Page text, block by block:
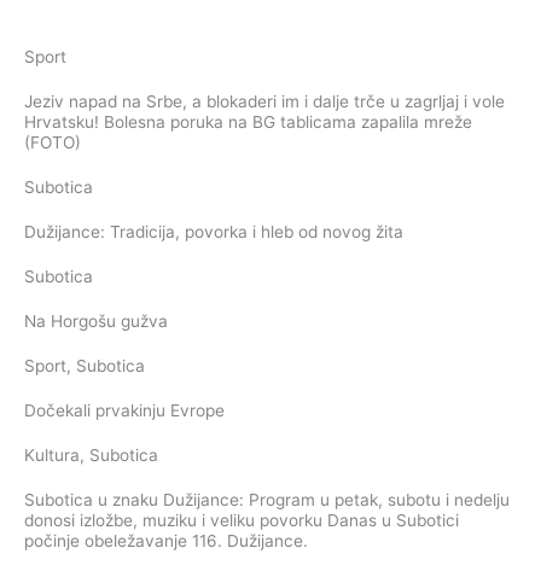
Sport
Jeziv napad na Srbe, a blokaderi im i dalje trče u zagrljaj i vole
Hrvatsku! Bolesna poruka na BG tablicama zapalila mreže
(FOTO)
Subotica
Dužijance: Tradicija, povorka i hleb od novog žita
Subotica
Na Horgošu gužva
Sport, Subotica
Dočekali prvakinju Evrope
Kultura, Subotica
Subotica u znaku Dužijance: Program u petak, subotu i nedelju
donosi izložbe, muziku i veliku povorku Danas u Subotici
počinje obeležavanje 116. Dužijance.